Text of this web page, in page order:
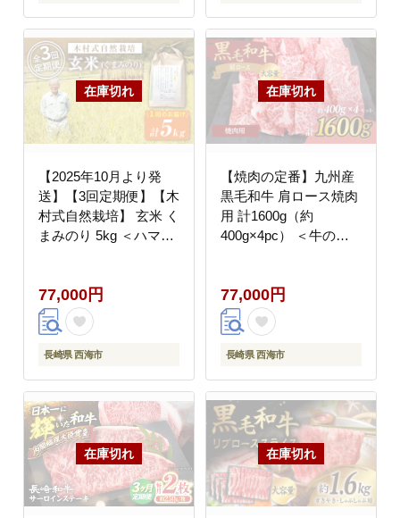
【2025年10月より発
送】【3回定期便】【木
村式自然栽培】 玄米 く
まみのり 5kg ＜ハマソ
77,000円
長崎県 西海市
【焼肉の定番】九州産
黒毛和牛 肩ロース焼肉
用 計1600g（約
400g×4pc） ＜牛の店
77,000円
長崎県 西海市